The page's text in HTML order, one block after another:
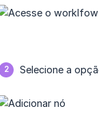
Selecione a